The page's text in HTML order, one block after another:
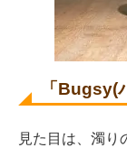
「Bugsy(
見た目は、濁り